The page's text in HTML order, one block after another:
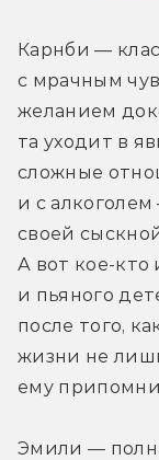
Карнби —
с мрачным
желанием
та уходит в
сложные
и с
своей
А вот кое-
и пьяного
после того,
жизни не
ему
Эмили —